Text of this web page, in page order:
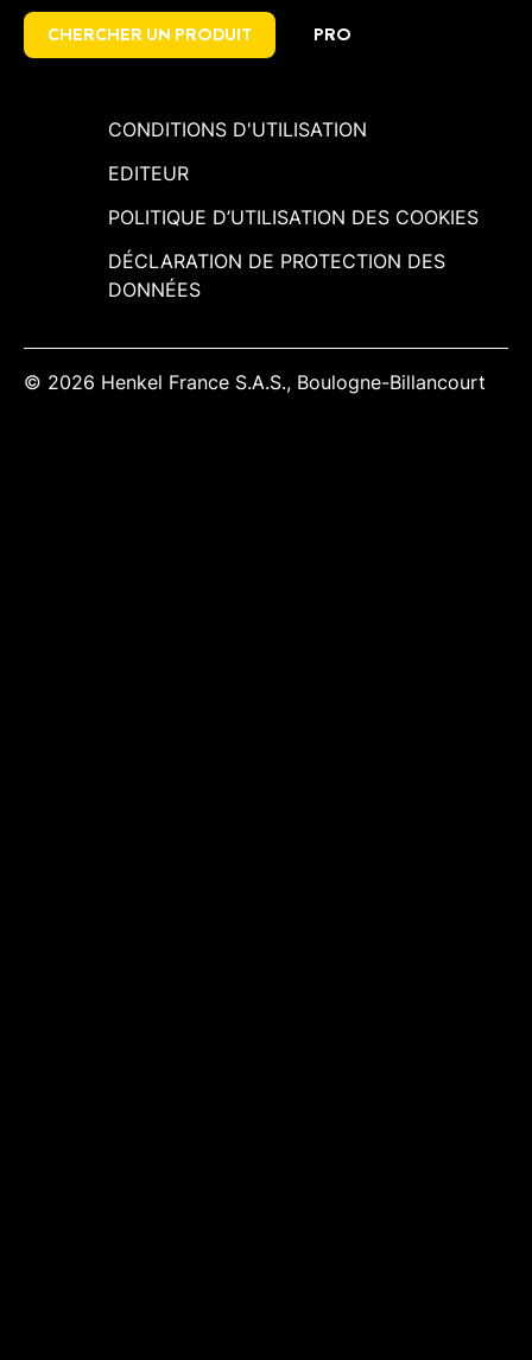
devant résister à des hautes températures
(cuisine, proximité de source de chaleur).
CHERCHER UN PRODUIT PRO
CONDITIONS D'UTILISATION
EDITEUR
POLITIQUE D’UTILISATION DES COOKIES
DÉCLARATION DE PROTECTION DES
DONNÉES
© 2026 Henkel France S.A.S., Boulogne-Billancourt